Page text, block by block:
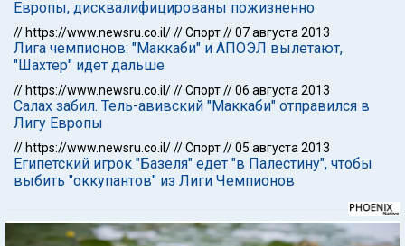
Европы, дисквалифицированы пожизненно
// https://www.newsru.co.il///Спорт//07 августа 2013
Лига чемпионов: "Маккаби" и АПОЭЛ вылетают,
"Шахтер" идет дальше
// https://www.newsru.co.il///Спорт//06 августа 2013
Салах забил. Тель-авивский "Маккаби" отправился в
Лигу Европы
// https://www.newsru.co.il///Спорт//05 августа 2013
Египетский игрок "Базеля" едет "в Палестину", чтобы
выбить "оккупантов" из Лиги Чемпионов